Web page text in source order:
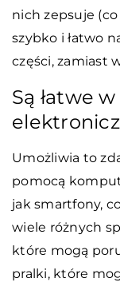
nich zepsuje
szybko i łatwo
części, zamiast
Są łatwe
Umożliwia to
pomocą
jak smartfony,
wiele różnych
które mogą
pralki, które